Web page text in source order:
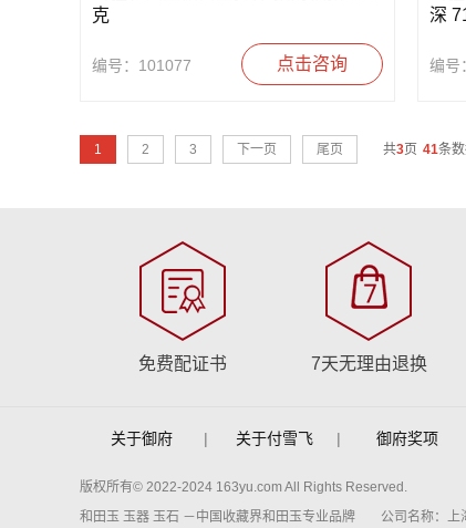
克
编号：101077 点击咨询
深
编号
1 2 3 下一页 尾页 共3页 41条
免费配证书 7天无理由退换
关于御府 | 关于付雪飞 | 御府奖项
版权所有© 2022-2024 163yu.com All Rights Reserved.
和田玉 玉器 玉石 －中国收藏界和田玉专业品牌
公司名称：上